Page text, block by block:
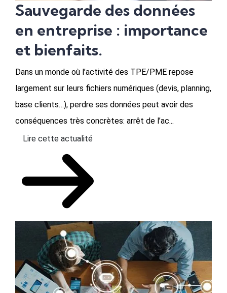
Sauvegarde des données
en entreprise : importance
et bienfaits.
Dans un monde où l’activité des TPE/PME repose
largement sur leurs fichiers numériques (devis, planning,
base clients…), perdre ses données peut avoir des
conséquences très concrètes: arrêt de l’ac...
Lire cette actualité